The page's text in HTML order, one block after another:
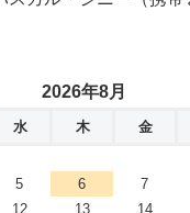
2026年8月
水 木 金
5 6 7
12 13 14